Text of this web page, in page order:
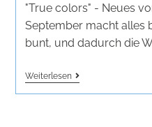
"True colors" - Neues
September macht alles
bunt, und dadurch die
Weiterlesen